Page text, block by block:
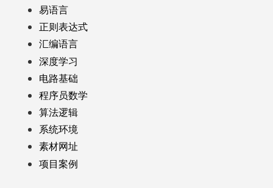
易语言
正则表达式
汇编语言
深度学习
电路基础
程序员数学
算法逻辑
系统环境
素材网址
项目案例